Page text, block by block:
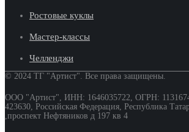
Ростовые куклы
Мастер-классы
Челленджи
© 2024 ТГ "Артист". Все права защищены.
ООО "Артист", ИНН: 1646035722, ОГРН:
423630, Российская Федерация, Республика
,проспект Нефтяников д 197 кв 4